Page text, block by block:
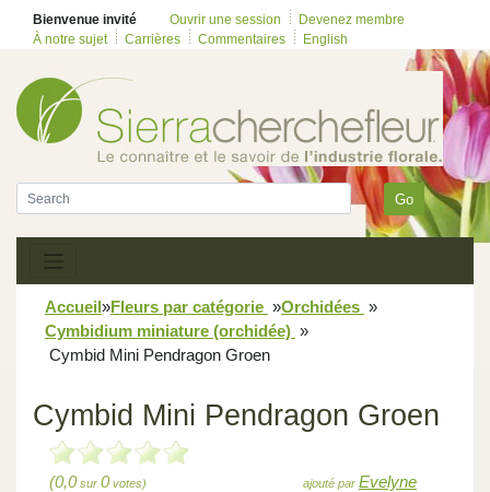
Bienvenue invité Ouvrir une session
Devenez membre
À notre sujet
Carrières Commentaires English
Go
Accueil»Fleurs par catégorie »Orchidées »
Cymbidium miniature (orchidée) »
Cymbid Mini Pendragon Groen
Cymbid Mini Pendragon Groen
(0,0sur 0votes) ajouté par Evelyne